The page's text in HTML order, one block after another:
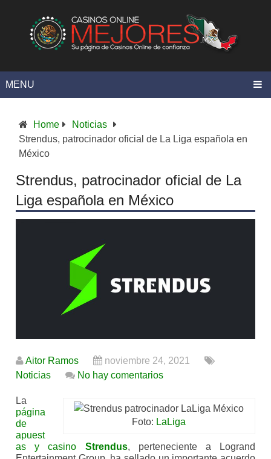
MENU
Home
Noticias
Strendus, patrocinador oficial de La Liga española en
México
Strendus, patrocinador oficial de La
Liga española en México
Aitor Ramos
noviembre 24, 2021
Noticias
No hay comentarios
Foto: LaLiga
La
página
de
apuest
as y casino Strendus, perteneciente a Logrand